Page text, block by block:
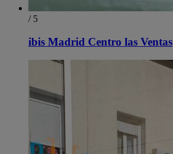
/ 5
ibis Madrid Centro las Ventas